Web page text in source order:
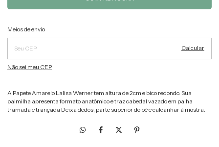
Entregas para o CEP:
Meios de envio
Calcular
Não sei meu CEP
A Papete Amarelo Lalisa Werner tem altura de 2cm e bico redondo. Sua
palmilha apresenta formato anatômico e traz cabedal vazado em palha
tramada e trançada Deixa dedos, parte superior do pé e calcanhar à mostra.